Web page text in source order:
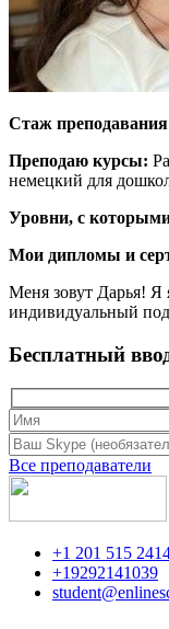
Стаж
Преподаю курсы:
немецкий для
Уровни, с
Мои дипломы и
Меня зовут Дарья! Я
индивидуальный
Бесплатный
Все преподаватели
+1 201 515
+19292141039